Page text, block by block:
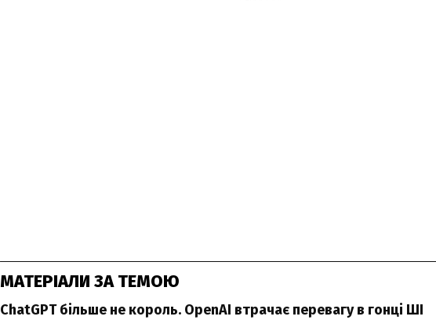
МАТЕРІАЛИ ЗА ТЕМОЮ
ChatGPT більше не король. OpenAI втрачає перевагу в гонці ШІ